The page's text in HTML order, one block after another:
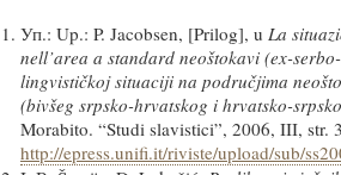
Уп.: Up.: P. Jacobsen, [Prilog], u La
nell’area a standard neoštokavi (ex-
lingvističkoj situaciji na područjima
(bivšeg srpsko-hrvatskog i hrvatsko-
Morabito. “Studi slavistici”, 2006, III, str.
http://epress.unifi.it/riviste/upload/sub/